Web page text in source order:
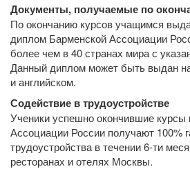
Документы, получаемые по
По окончанию курсов учащимся
диплом Барменской Ассоциации
более чем в 40 странах мира с
Данный диплом может быть выдан
и английском.
Содействие в трудоустройстве
Ученики успешно окончившие курсы
Ассоциации России получают 100%
трудоустройства в течении 6-ти
ресторанах и отелях Москвы.